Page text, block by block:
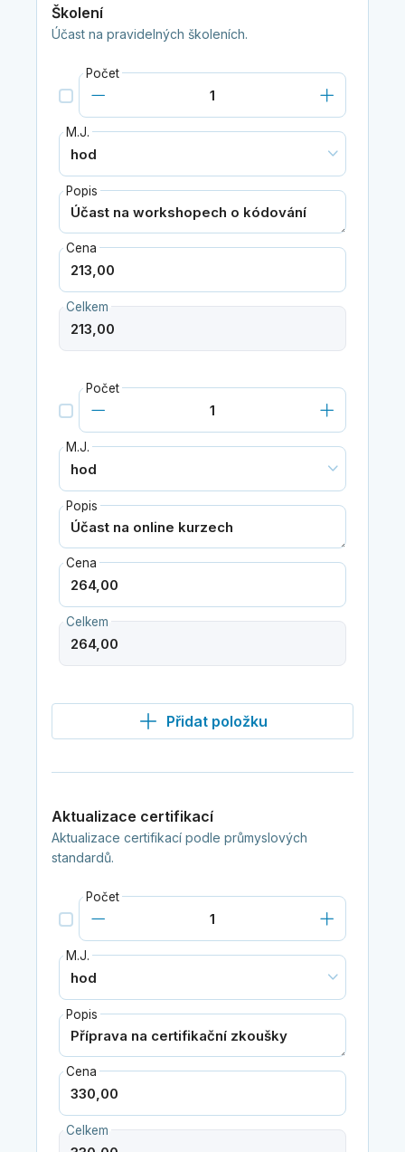
Školení
Účast na pravidelných školeních.
Počet
M.J.
Popis
Cena
Celkem
Počet
M.J.
Popis
Cena
Celkem
Přidat položku
Aktualizace certifikací
Aktualizace certifikací podle průmyslových
standardů.
Počet
M.J.
Popis
Cena
Celkem